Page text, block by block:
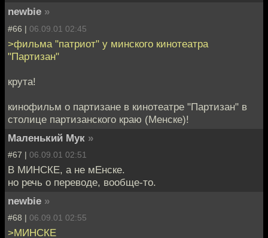
newbie »
#66 | 06.09.01 02:45
>фильма "патриот" у минского кинотеатра
"Партизан"
крута!
кинофильм о партизане в кинотеатре "Партизан" в
столице партизанского краю (Менске)!
Маленький Мук »
#67 | 06.09.01 02:51
В МИНСКЕ, а не мЕнске.
но речь о переводе, вообще-то.
newbie »
#68 | 06.09.01 02:55
>МИНСКЕ